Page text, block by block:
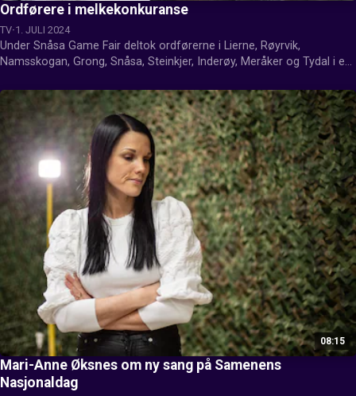
Ordførere i melkekonkuranse
TV 1. JULI 2024
Under Snåsa Game Fair deltok ordførerne i Lierne, Røyrvik,
Namsskogan, Grong, Snåsa, Steinkjer, Inderøy, Meråker og Tydal i en
08:15
Mari-Anne Øksnes om ny sang på Samenens
Nasjonaldag